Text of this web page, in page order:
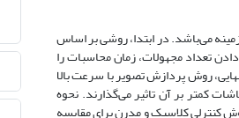
می‌باشد. در ابتدا، روشی بر اساس
تعداد مجهولات، زمان محاسبات را
روش پردازش تصویر با سرعت بالا
کمتر بر آن تاثیر می‌‌گذارند. نحوه
کنترلی کلاسیک و مدرن برای مقایسه